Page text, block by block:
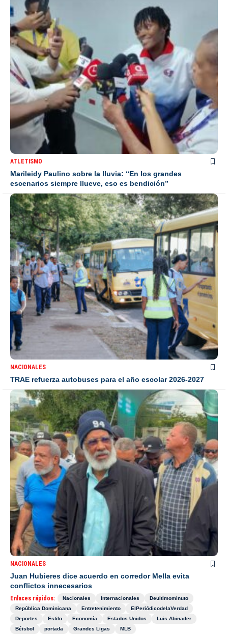
ATLETISMO
Marileidy Paulino sobre la lluvia: “En los grandes
escenarios siempre llueve, eso es bendición”
NACIONALES
TRAE refuerza autobuses para el año escolar 2026-2027
NACIONALES
Juan Hubieres dice acuerdo en corredor Mella evita
conflictos innecesarios
Enlaces rápidos: Nacionales Internacionales
Deultimominuto
República Dominicana
Entretenimiento
ElPeriódicodelaVerdad
Deportes
Estilo Economía Estados Unidos
Luis Abinader
Béisbol
portada Grandes Ligas MLB